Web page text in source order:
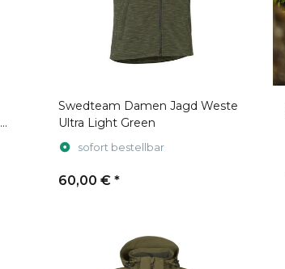
Swedteam Damen Jagd Weste
Ultra Light Green
sofort bestellbar
60,00 € *